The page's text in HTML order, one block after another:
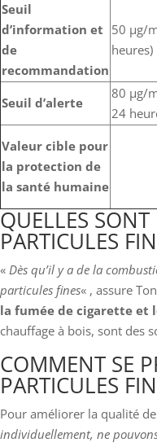
Seuil
d’information et
de
recommandation
50 µg/
heures)
Seuil d’alerte
80 µg/
24
Valeur cible pour
la protection de
la santé humaine
QUELLES SONT
PARTICULES
« Dès qu’il y a de la
particules fines« , assure
la fumée de cigarette et
chauffage à bois, sont des
COMMENT SE
PARTICULES
Pour améliorer la qualité
individuellement, ne